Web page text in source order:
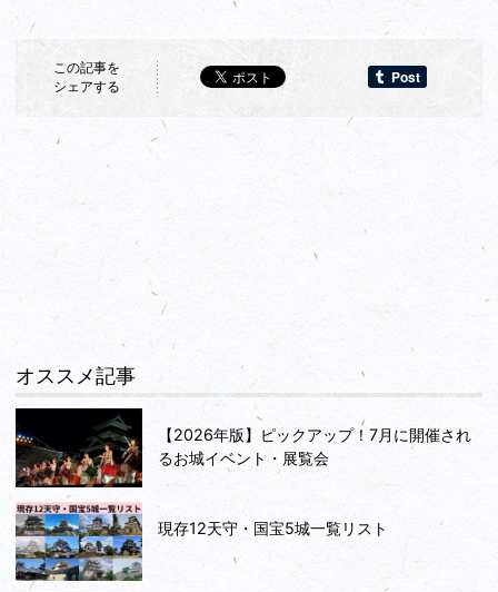
この記事を
シェアする
オススメ記事
【2026年版】ピックアップ！7月に開催され
るお城イベント・展覧会
現存12天守・国宝5城一覧リスト